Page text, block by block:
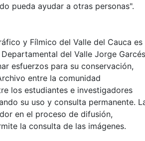
pueda ayudar a otras personas".
y Fílmico del Valle del Cauca es
del Valle Jorge Garcés
esfuerzos para su conservación,
entre la comunidad
los estudiantes e investigadores
su uso y consulta permanente.
en el proceso de difusión,
la consulta de las imágenes.